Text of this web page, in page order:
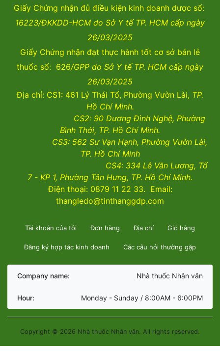
Giấy Chứng nhận đủ điều kiện kinh doanh dược số:
16223/ĐKKDD-HCM do Sở Y tế TP. HCM cấp ngày
26/03/2025
Giấy Chứng nhận đạt thực hành tốt cơ sở bán lẻ
thuốc số: 626/GPP do Sở Y tế TP. HCM cấp ngày
26/03/2025
Địa chỉ: CS1: 461 Lý Thái Tổ, Phường Vườn Lài, TP.
Hồ Chí Minh.
CS2: 90 Dương Đình Nghệ, Phường
Bình Thới, TP. Hồ Chí Minh.
CS3: 562 Sư Vạn Hạnh, Phường Vườn Lài,
TP. Hồ Chí Minh
CS4: 334 Lê Văn Lương, Tổ
7 - KP 1, Phường Tân Hưng, TP. Hồ Chí Minh.
Điện thoại: 0879 11 22 33. Email:
thangledo@tinthanggdp.com
Tài khoản của tôi Đơn hàng Địa chỉ Giỏ hàng
Đăng ký hợp tác kinh doanh Các câu hỏi thường gặp
Company name: Nhà thuốc Nhân văn
Hour: Monday - Sunday / 8:00AM - 6:00PM
Copyright © 2026 Nhà thuốc Nhân văn. All rights reserved.